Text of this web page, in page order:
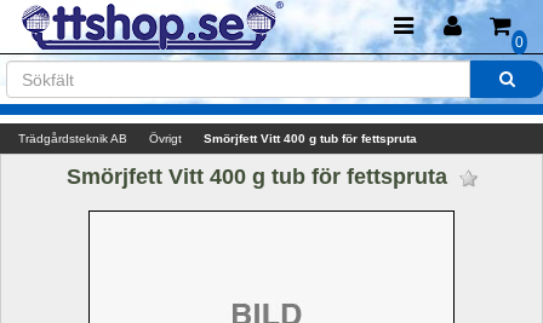
0
Trädgårdsteknik AB Övrigt Smörjfett Vitt 400 g tub för fettspruta
Smörjfett Vitt 400 g tub för fettspruta